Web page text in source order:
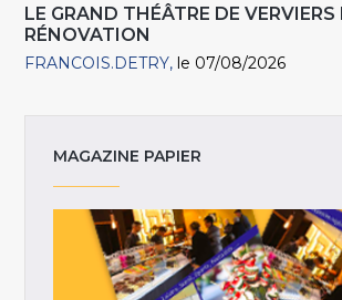
LE GRAND THÉÂTRE DE VERVIERS
RÉNOVATION
FRANCOIS.DETRY le 07/08/2026
MAGAZINE PAPIER